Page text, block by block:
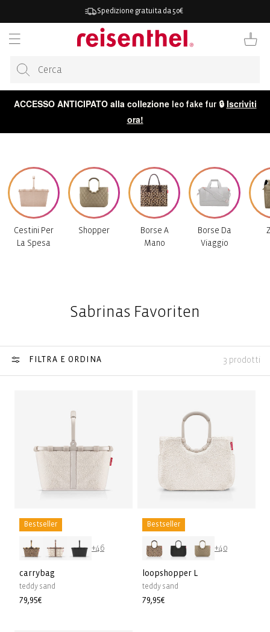
Spedizione gratuita da 50€
Carrello
ACCESSO ANTICIPATO alla collezione leo fake fur🔒 Iscriviti
ora!
Cestini Per
La Spesa
Shopper
Borse A
Mano
Borse Da
Viaggio
Sabrinas Favoriten
FILTRA E ORDINA 3 prodotti
Bestseller
+46
carrybag
teddy sand
Prezzo
79,95€
Bestseller
+40
loopshopper L
teddy sand
Prezzo
79,95€